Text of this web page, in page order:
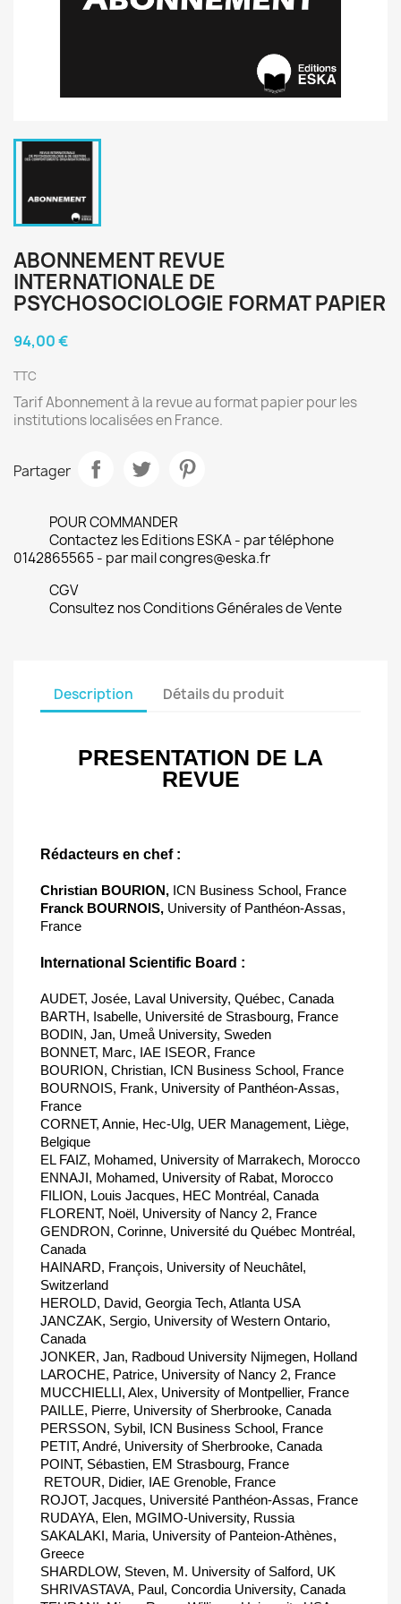
ABONNEMENT REVUE
INTERNATIONALE DE
PSYCHOSOCIOLOGIE FORMAT PAPIER
94,00 €
TTC
Tarif Abonnement à la revue au format papier pour les
institutions localisées en France.
Partager
POUR COMMANDER
Contactez les Editions ESKA - par téléphone
0142865565 - par mail congres@eska.fr
CGV
Consultez nos Conditions Générales de Vente
Description Détails du produit
PRESENTATION DE LA
REVUE
Rédacteurs en chef :
Christian BOURION, ICN Business School, France
Franck BOURNOIS, University of Panthéon-Assas,
France
International Scientific Board :
AUDET, Josée, Laval University, Québec, Canada
BARTH, Isabelle, Université de Strasbourg, France
BODIN, Jan, Umeå University, Sweden
BONNET, Marc, IAE ISEOR, France
BOURION, Christian, ICN Business School, France
BOURNOIS, Frank, University of Panthéon-Assas,
France
CORNET, Annie, Hec-Ulg, UER Management, Liège,
Belgique
EL FAIZ, Mohamed, University of Marrakech, Morocco
ENNAJI, Mohamed, University of Rabat, Morocco
FILION, Louis Jacques, HEC Montréal, Canada
FLORENT, Noël, University of Nancy 2, France
GENDRON, Corinne, Université du Québec Montréal,
Canada
HAINARD, François, University of Neuchâtel,
Switzerland
HEROLD, David, Georgia Tech, Atlanta USA
JANCZAK, Sergio, University of Western Ontario,
Canada
JONKER, Jan, Radboud University Nijmegen, Holland
LAROCHE, Patrice, University of Nancy 2, France
MUCCHIELLI, Alex, University of Montpellier, France
PAILLE, Pierre, University of Sherbrooke, Canada
PERSSON, Sybil, ICN Business School, France
PETIT, André, University of Sherbrooke, Canada
POINT, Sébastien, EM Strasbourg, France
 RETOUR, Didier, IAE Grenoble, France
ROJOT, Jacques, Université Panthéon-Assas, France
RUDAYA, Elen, MGIMO-University, Russia
SAKALAKI, Maria, University of Panteion-Athènes,
Greece
SHARDLOW, Steven, M. University of Salford, UK
SHRIVASTAVA, Paul, Concordia University, Canada